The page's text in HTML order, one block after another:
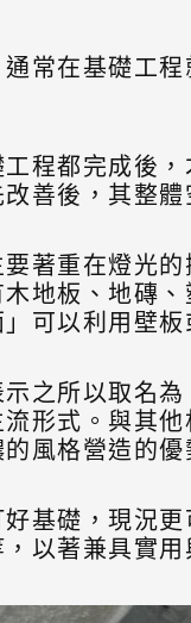
常在基礎工
程都完成後
善後，其整
著重在燈光
地板、地磚
可以利用壁
之所以取名
形式。與其
風格營造的優
基礎，現況
以著兼具實